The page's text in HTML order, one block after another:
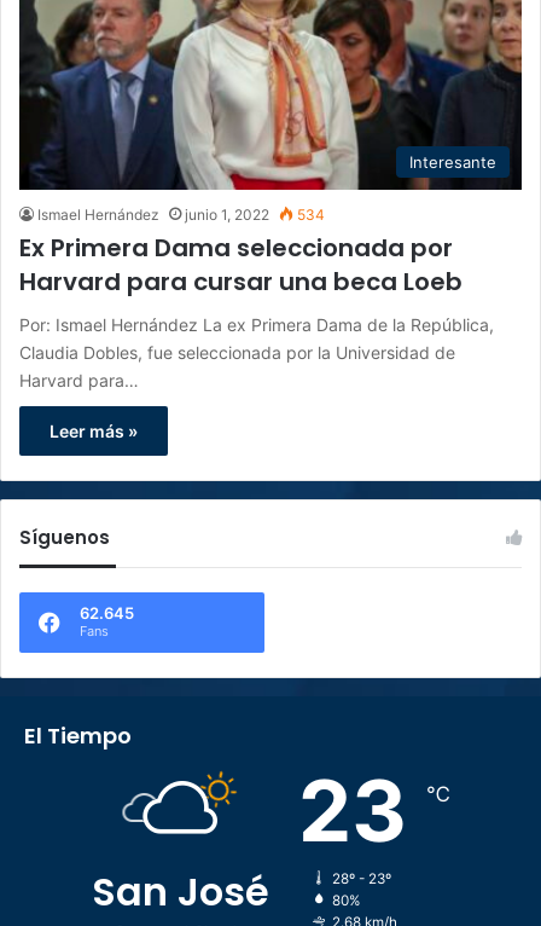
Interesante
Ismael Hernández junio 1, 2022 534
Ex Primera Dama seleccionada por
Harvard para cursar una beca Loeb
Por: Ismael Hernández La ex Primera Dama de la República,
Claudia Dobles, fue seleccionada por la Universidad de
Harvard para…
Leer más »
Síguenos
62.645
Fans
El Tiempo
San José
23 ℃
28º - 23º
80%
2.68 km/h